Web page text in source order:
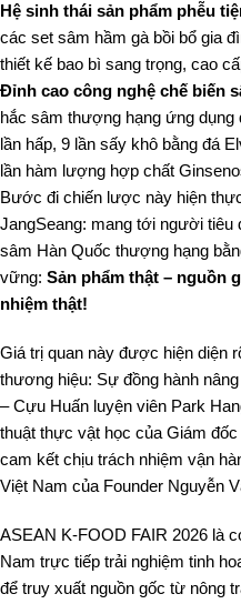
Hệ sinh thái sản phẩm phễu
các set sâm hầm gà bồi bổ gia
thiết kế bao bì sang trọng, cao
Đỉnh cao công nghệ chế biến
hắc sâm thượng hạng ứng
lần hấp, 9 lần sấy khô bằng đá
lần hàm lượng hợp chất
Bước đi chiến lược này hiện
JangSeang: mang tới người tiêu
sâm Hàn Quốc thượng hạng
vững: Sản phẩm thật – nguồn
nhiệm thật!
Giá trị quan này được hiện diện
thương hiệu: Sự đồng hành
– Cựu Huấn luyện viên Park
thuật thực vật học của Giám
cam kết chịu trách nhiệm vận
Việt Nam của Founder Nguyễn
ASEAN K-FOOD FAIR 2026 là
Nam trực tiếp trải nghiệm tinh
để truy xuất nguồn gốc từ nông